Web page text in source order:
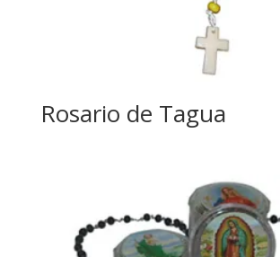
Rosario de Tagua